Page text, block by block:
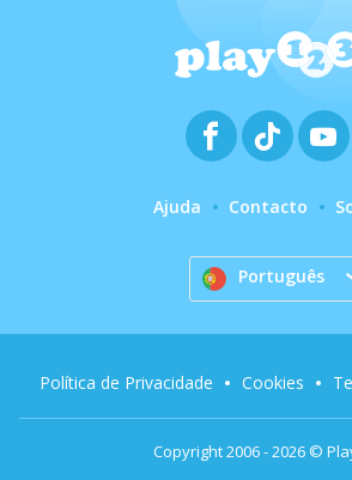
Ajuda Contacto
Português
Copyright 2006 - 2026 ©
Política de Privacidade Cookies